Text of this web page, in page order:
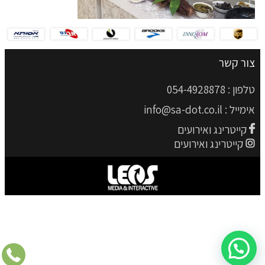
צור קשר
טלפון : 054-4928878
אימייל : info@sa-dot.co.il
קייטרינג ואירועים
קייטרינג ואירועים